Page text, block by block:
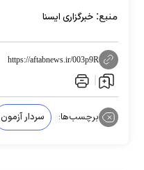
منبع: خبرگزاری ایسنا
https://aftabnews.ir/003p9R
برچسب‌ها: سردار آزمون